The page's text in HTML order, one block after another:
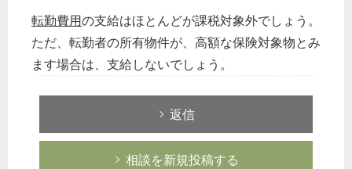
転勤費用の支給はほとんどが課税対象外でしょう。
ただ、転勤者の所有物件が、高額な保険対象物とみ
ます場合は、支給しないでしょう。
返信
相談を新規投稿する